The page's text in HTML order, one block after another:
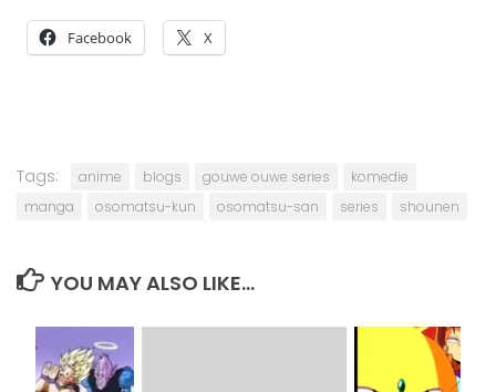
Facebook X
Tags: anime blogs gouwe ouwe series
komedie
manga
osomatsu-kun osomatsu-san series shounen
YOU MAY ALSO LIKE...